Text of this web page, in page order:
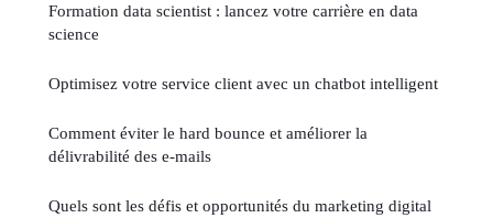
Formation data scientist : lancez votre carrière en data
science
Optimisez votre service client avec un chatbot intelligent
Comment éviter le hard bounce et améliorer la
délivrabilité des e-mails
Quels sont les défis et opportunités du marketing digital